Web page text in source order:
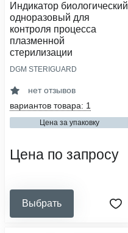
Индикатор биологический
одноразовый для
контроля процесса
плазменной
стерилизации
биологический
1
вид упаковочного материала:
DGM STERIGUARD
нет отзывов
вариантов товара: 1
Цена за упаковку
Цена по запросу
Выбрать